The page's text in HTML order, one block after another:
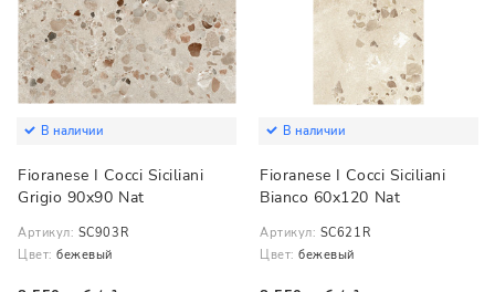
В наличии
Fioranese I Cocci Siciliani
Grigio 90x90 Nat
Артикул: SC903R
Цвет: бежевый
В наличии
Fioranese I Cocci Siciliani
Bianco 60x120 Nat
Артикул: SC621R
Цвет: бежевый